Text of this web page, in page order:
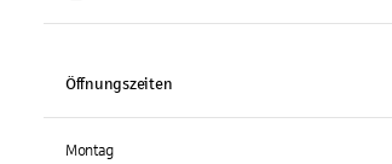
Öffnungszeiten
Montag